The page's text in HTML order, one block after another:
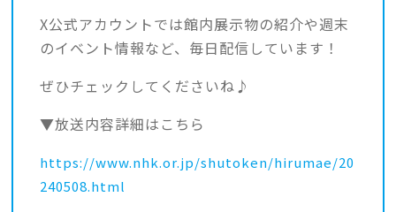
X公式アカウントでは館内展示物の紹介や週末
のイベント情報など、毎日配信しています！
ぜひチェックしてくださいね♪
▼放送内容詳細はこちら
https://www.nhk.or.jp/shutoken/hirumae/20
240508.html